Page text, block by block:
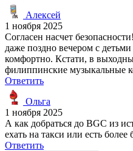
Алексей
1 ноября 2025
Согласен насчет
даже поздно вечером с
комфортно. Кстати, в
филиппинские музыкальные
Ответить
Ольга
1 ноября 2025
А как добраться до BGC из
ехать на такси или есть
Ответить